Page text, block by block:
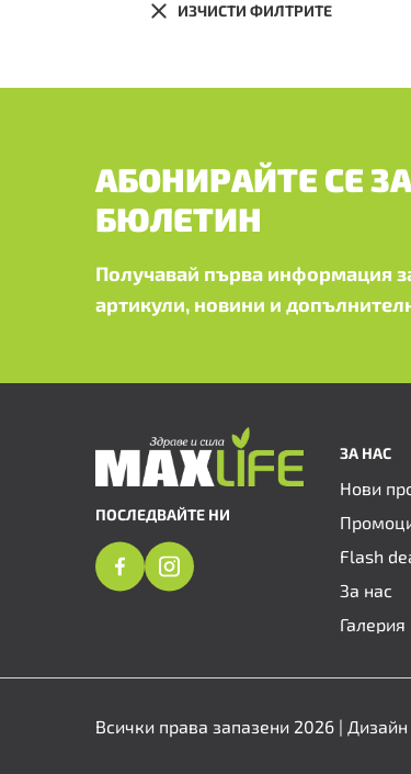
ИЗЧИСТИ ФИЛТРИТЕ
АБОНИРАЙТЕ СЕ
БЮЛЕТИН
Получавай първа информация
артикули, новини и
ПОСЛЕДВАЙТЕ НИ
ЗА НАС
Нови
Flash
За нас
Галерия
Всички права запазени 2026 |